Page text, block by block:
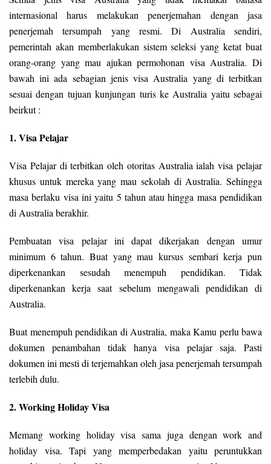
internasional harus melakukan penerjemahan dengan jasa
penerjemah tersumpah yang resmi. Di Australia sendiri,
pemerintah akan memberlakukan sistem seleksi yang ketat buat
orang-orang yang mau ajukan permohonan visa Australia. Di
bawah ini ada sebagian jenis visa Australia yang di terbitkan
sesuai dengan tujuan kunjungan turis ke Australia yaitu sebagai
beirkut :
1. Visa Pelajar
Visa Pelajar di terbitkan oleh otoritas Australia ialah visa pelajar
khusus untuk mereka yang mau sekolah di Australia. Sehingga
masa berlaku visa ini yaitu 5 tahun atau hingga masa pendidikan
di Australia berakhir.
Pembuatan visa pelajar ini dapat dikerjakan dengan umur
minimum 6 tahun. Buat yang mau kursus sembari kerja pun
diperkenankan sesudah menempuh pendidikan. Tidak
diperkenankan kerja saat sebelum mengawali pendidikan di
Australia.
Buat menempuh pendidikan di Australia, maka Kamu perlu bawa
dokumen penambahan tidak hanya visa pelajar saja. Pasti
dokumen ini mesti di terjemahkan oleh jasa penerjemah tersumpah
terlebih dulu.
2. Working Holiday Visa
Memang working holiday visa sama juga dengan work and
holiday visa. Tapi yang memperbedakan yaitu peruntukkan